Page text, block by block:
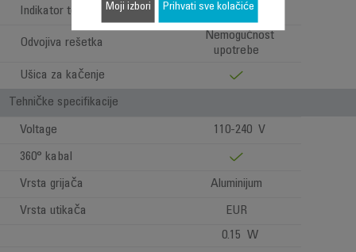
Indikator toplote
Odvojiva rešetka
Nemogućnost
upotrebe
Ušica za kačenje
Tehničke specifikacije
Voltage 110-240 V
360° kabal
Vrsta grijača Aluminijum
Vrsta utikača
EUR
0.15 W
Moji izbori Prihvati sve kolačiće